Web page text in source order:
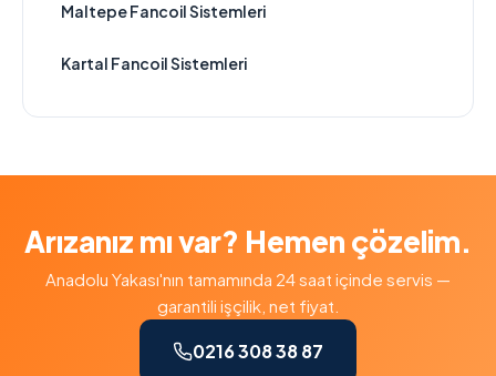
Maltepe Fancoil Sistemleri
Kartal Fancoil Sistemleri
Arızanız mı var? Hemen çözelim.
Anadolu Yakası'nın tamamında 24 saat içinde servis —
garantili işçilik, net fiyat.
0216 308 38 87